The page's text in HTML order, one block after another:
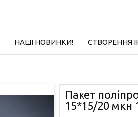
НАШІ НОВИНКИ! СТВОРЕННЯ
Пакет
15*15/20 мкн